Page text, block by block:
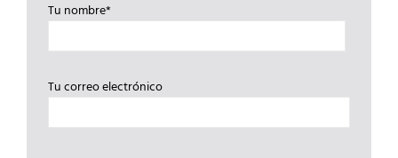
Tu nombre*
Tu correo electrónico